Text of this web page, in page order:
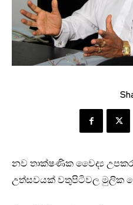
නව තාක්ෂණික වෛද්‍ය
උත්සවයක් වතුපිටිවල මුලික